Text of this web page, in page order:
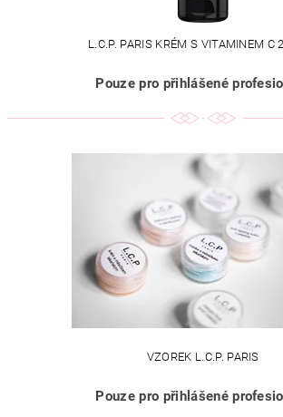
L.C.P. PARIS KRÉM S VITAMINEM C
Pouze pro přihlášené
VZOREK L.C.P. PARIS
Pouze pro přihlášené